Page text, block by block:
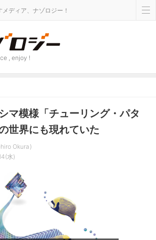
ディア、ナゾロジー！
, enjoy !
マ模様「チューリング・パタ
世界にも現れていた
Okura
水)